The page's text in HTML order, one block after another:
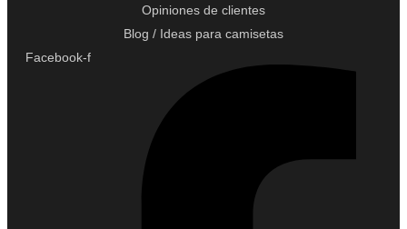
Opiniones de clientes
Blog / Ideas para camisetas
Facebook-f